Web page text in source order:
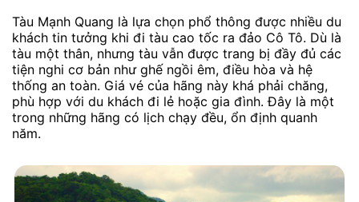
Tàu Mạnh Quang là lựa chọn phổ thông được nhiều du
khách tin tưởng khi đi tàu cao tốc ra đảo Cô Tô. Dù là
tàu một thân, nhưng tàu vẫn được trang bị đầy đủ các
tiện nghi cơ bản như ghế ngồi êm, điều hòa và hệ
thống an toàn. Giá vé của hãng này khá phải chăng,
phù hợp với du khách đi lẻ hoặc gia đình. Đây là một
trong những hãng có lịch chạy đều, ổn định quanh
năm.